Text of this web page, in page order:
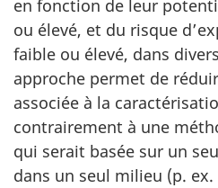
en fonction de leur
ou élevé, et du risque
faible ou élevé, dans
approche permet de
associée à la
contrairement à une
qui serait basée sur un
dans un seul milieu (p.